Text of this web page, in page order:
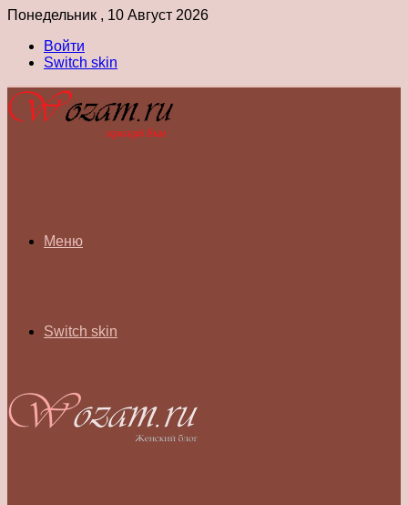
Понедельник , 10 Август 2026
Войти
Switch skin
Меню
Switch skin